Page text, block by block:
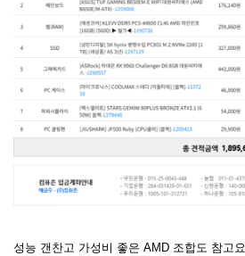
성능 갠찬고 가성비 좋은 AMD 조합도 참고요